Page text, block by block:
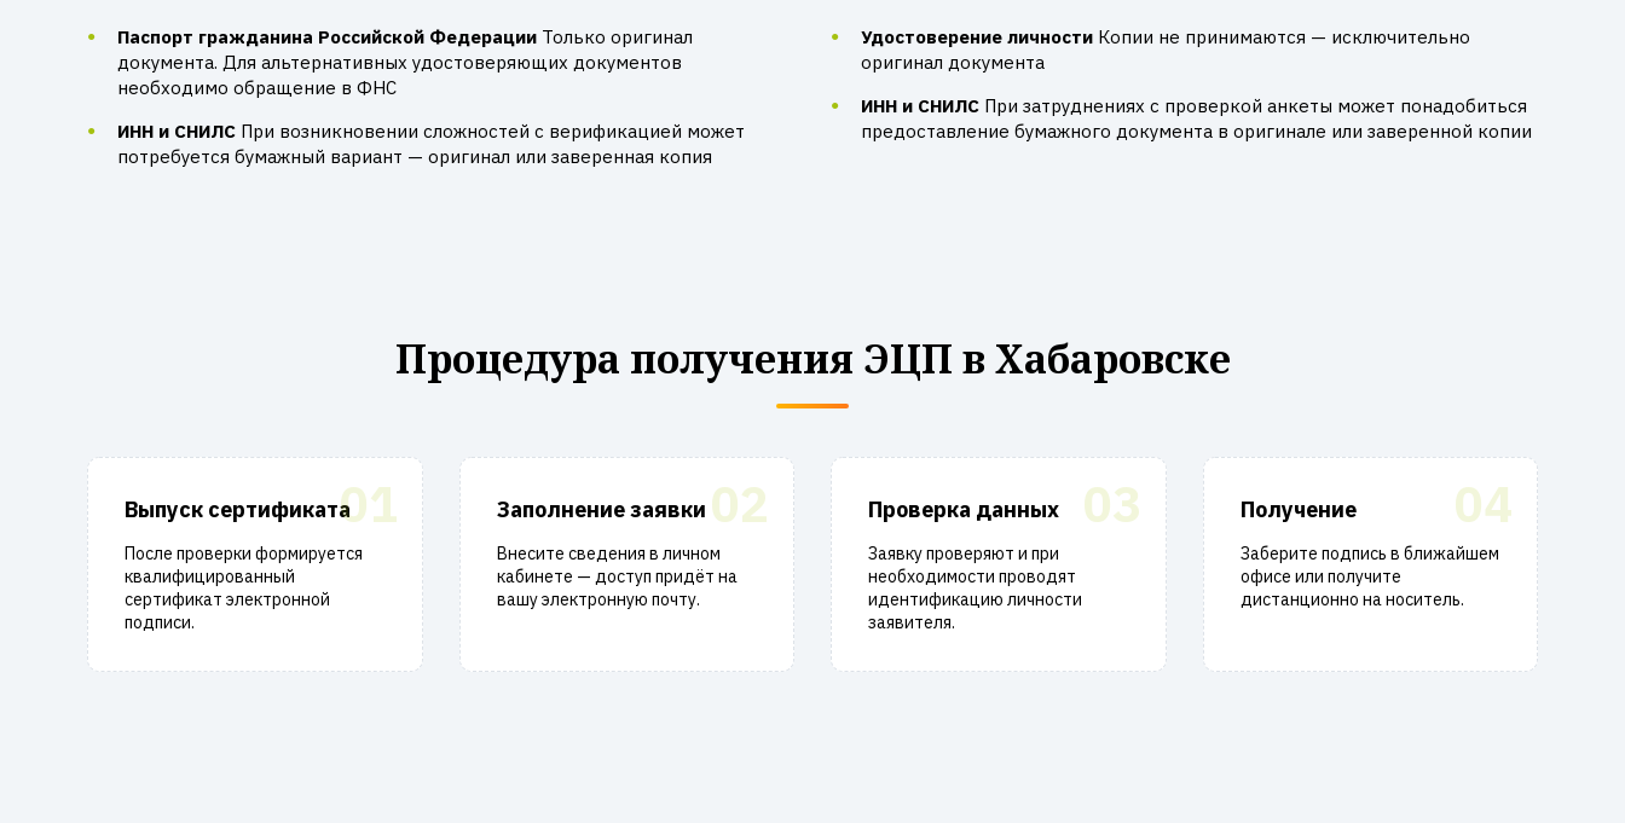
Паспорт гражданина Российской Федерации Только оригинал
документа. Для альтернативных удостоверяющих документов
необходимо обращение в ФНС
ИНН и СНИЛС При возникновении сложностей с верификацией может
потребуется бумажный вариант — оригинал или заверенная копия
Удостоверение личности Копии не принимаются — исключительно
оригинал документа
ИНН и СНИЛС При затруднениях с проверкой анкеты может понадобиться
предоставление бумажного документа в оригинале или заверенной копии
Процедура получения ЭЦП в Хабаровске
01
Выпуск сертификата
После проверки формируется
квалифицированный
сертификат электронной
подписи.
02
Заполнение заявки
Внесите сведения в личном
кабинете — доступ придёт на
вашу электронную почту.
03
Проверка данных
Заявку проверяют и при
необходимости проводят
идентификацию личности
заявителя.
04
Получение
Заберите подпись в ближайшем
офисе или получите
дистанционно на носитель.